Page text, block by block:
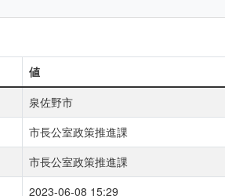
値
泉佐野市
市長公室政策推進課
市長公室政策推進課
2023-06-08 15:29